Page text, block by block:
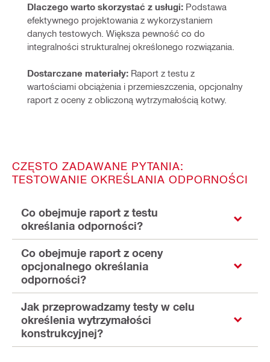
Dlaczego warto skorzystać z usługi: Podstawa
efektywnego projektowania z wykorzystaniem
danych testowych. Większa pewność co do
integralności strukturalnej określonego rozwiązania.
Dostarczane materiały: Raport z testu z
wartościami obciążenia i przemieszczenia, opcjonalny
raport z oceny z obliczoną wytrzymałością kotwy.
CZĘSTO ZADAWANE PYTANIA:
TESTOWANIE OKREŚLANIA ODPORNOŚCI
Co obejmuje raport z testu
określania odporności?
Co obejmuje raport z oceny
opcjonalnego określania
odporności?
Jak przeprowadzamy testy w celu
określenia wytrzymałości
konstrukcyjnej?